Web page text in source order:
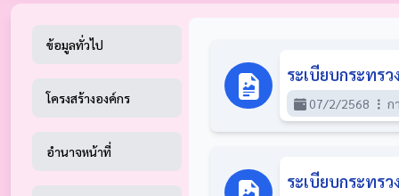
ข้อมูลทั่วไป
โครงสร้างองค์กร
อำนาจหน้าที่
ระเบียบกระทร
07/2/2568 ก
ระเบียบกระทร